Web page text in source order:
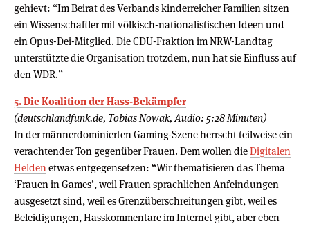
gehievt: “Im Beirat des Verbands kinderreicher Familien sitzen
ein Wissenschaftler mit völkisch-nationalistischen Ideen und
ein Opus-Dei-Mitglied. Die CDU-Fraktion im NRW-Landtag
unterstützte die Organisation trotzdem, nun hat sie Einfluss auf
den WDR.”
5. Die Koalition der Hass-Bekämpfer
(deutschlandfunk.de, Tobias Nowak, Audio: 5:28 Minuten)
In der männerdominierten Gaming-Szene herrscht teilweise ein
verachtender Ton gegenüber Frauen. Dem wollen dieDigitalen
Helden etwas entgegensetzen: “Wir thematisieren das Thema
‘Frauen in Games’, weil Frauen sprachlichen Anfeindungen
ausgesetzt sind, weil es Grenzüberschreitungen gibt, weil es
Beleidigungen, Hasskommentare im Internet gibt, aber eben